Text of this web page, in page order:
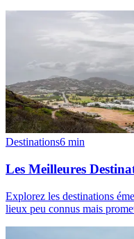
Destinations6 min
Les Meilleures
Explorez les destinations
lieux peu connus mais